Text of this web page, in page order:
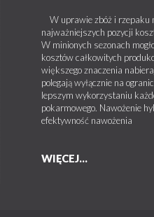
W uprawie zbóż i rzepaku
najważniejszych pozycji
W minionych sezonach
kosztów całkowitych
większego znaczenia
polegają wyłącznie na
lepszym wykorzystaniu
pokarmowego. Nawożenie
efektywność nawożenia
WIĘCEJ...